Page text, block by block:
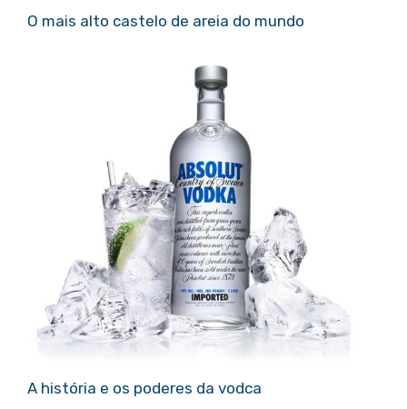
O mais alto castelo de areia do mundo
A história e os poderes da vodca